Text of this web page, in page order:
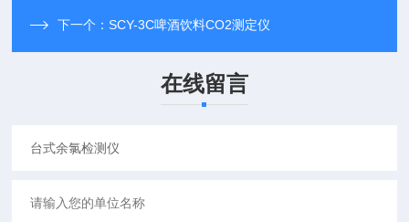
下一个：SCY-3C啤酒饮料CO2测定仪
在线留言